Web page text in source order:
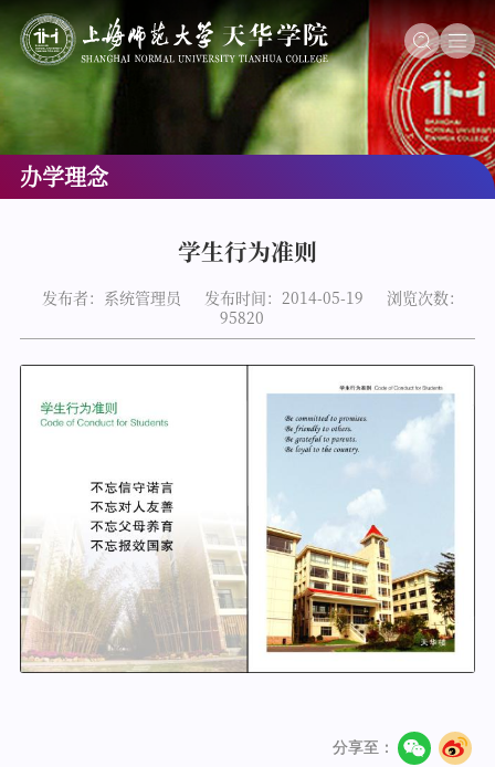
办学理念
学生行为准则
发布者：系统管理员 发布时间：2014-05-19
浏览次数：
95820
分享至：